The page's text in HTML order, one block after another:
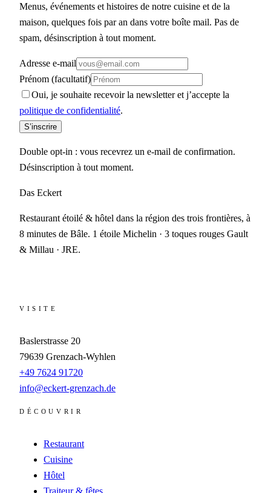
Menus, événements et histoires de notre cuisine et de la
maison, quelques fois par an dans votre boîte mail. Pas de
spam, désinscription à tout moment.
Adresse e-mail
Prénom (facultatif)
Oui, je souhaite recevoir la newsletter et j’accepte la
politique de confidentialité.
S’inscrire
Double opt-in : vous recevrez un e-mail de confirmation.
Désinscription à tout moment.
Das Eckert
Restaurant étoilé & hôtel dans la région des trois frontières, à
8 minutes de Bâle. 1 étoile Michelin · 3 toques rouges Gault
& Millau · JRE.
VISITE
Baslerstrasse 20
79639 Grenzach-Wyhlen
+49 7624 91720
info@eckert-grenzach.de
DÉCOUVRIR
Restaurant
Cuisine
Hôtel
Traiteur & fêtes